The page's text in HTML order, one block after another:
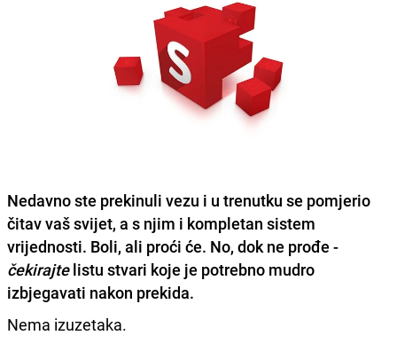
Nedavno ste prekinuli vezu i u trenutku se pomjerio
čitav vaš svijet, a s njim i kompletan sistem
vrijednosti. Boli, ali proći će. No, dok ne prođe -
čekirajtelistu stvari koje je potrebno mudro
izbjegavati nakon prekida.
Nema izuzetaka.